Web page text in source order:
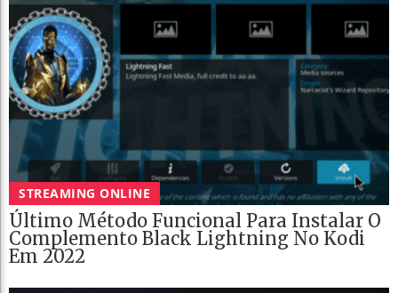
STREAMING ONLINE
Último Método Funcional Para Instalar O
Complemento Black Lightning No Kodi
Em 2022